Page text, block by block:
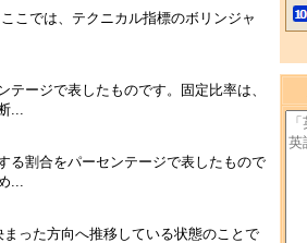
こでは、テクニカル指標のボリンジャ
ージで表したものです。固定比率は、
...
る割合をパーセンテージで表したもので
...
った方向へ推移している状態のことで